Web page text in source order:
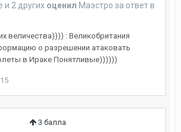
и 2 других оценил Маэстро за ответ в
величества)))) : Великобритания
о разрешении атаковать
в Ираке Понятливые))))))
3 балла